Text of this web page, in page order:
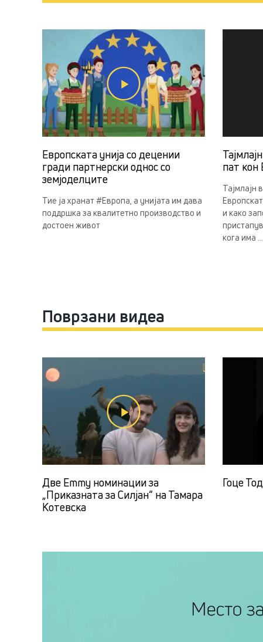
Европската унија со децении
гради партнерски однос со
земјоделцитe
Тие ја хранат #Европа, а унијата им дава
поддршка за квалитетно производство и
достоен живот
пат кон
Тајмлајн
и како
кога има ...
Поврзани видеа
Две Emmy номинации за
„Приказната за Силјан“ на Тамара
Котевска
Гоце